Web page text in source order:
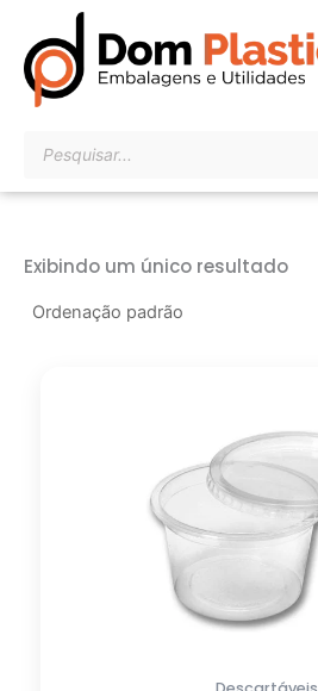
para
conteúdo
produtos
Exibindo um único resultado